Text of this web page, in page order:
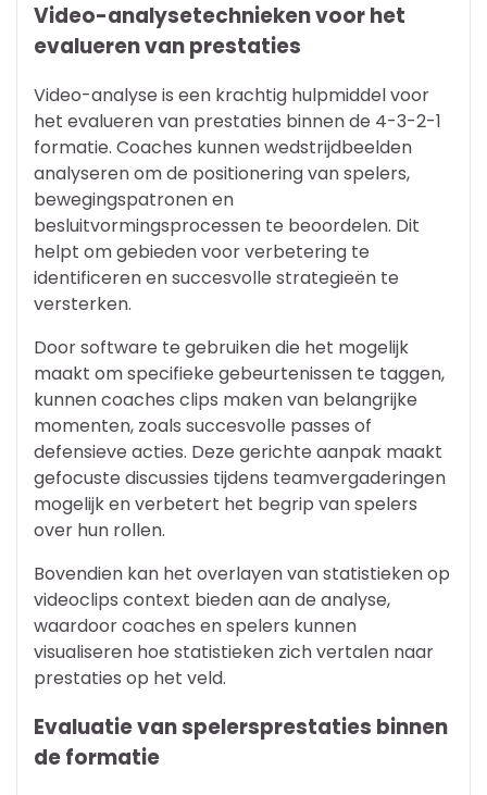
Video-analysetechnieken voor het
evalueren van prestaties
Video-analyse is een krachtig hulpmiddel voor
het evalueren van prestaties binnen de 4-3-2-1
formatie. Coaches kunnen wedstrijdbeelden
analyseren om de positionering van spelers,
bewegingspatronen en
besluitvormingsprocessen te beoordelen. Dit
helpt om gebieden voor verbetering te
identificeren en succesvolle strategieën te
versterken.
Door software te gebruiken die het mogelijk
maakt om specifieke gebeurtenissen te taggen,
kunnen coaches clips maken van belangrijke
momenten, zoals succesvolle passes of
defensieve acties. Deze gerichte aanpak maakt
gefocuste discussies tijdens teamvergaderingen
mogelijk en verbetert het begrip van spelers
over hun rollen.
Bovendien kan het overlayen van statistieken op
videoclips context bieden aan de analyse,
waardoor coaches en spelers kunnen
visualiseren hoe statistieken zich vertalen naar
prestaties op het veld.
Evaluatie van spelersprestaties binnen
de formatie